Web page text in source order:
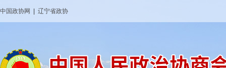
中国政协网 辽宁省政协